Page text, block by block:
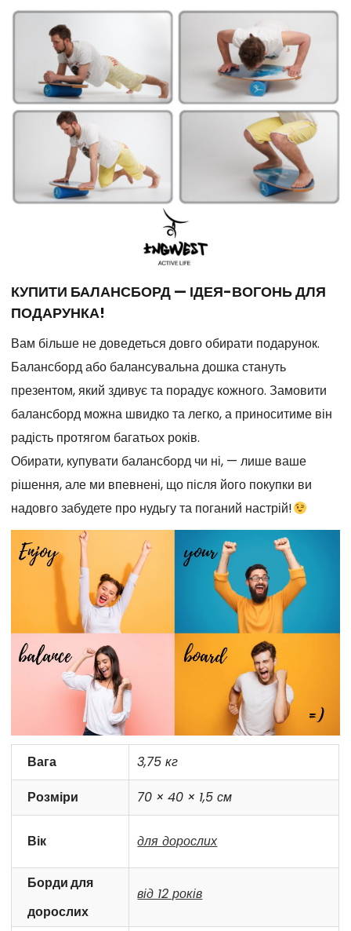
КУПИТИ БАЛАНСБОРД — ІДЕЯ-ВОГОНЬ ДЛЯ
ПОДАРУНКА!
Вам більше не доведеться довго обирати подарунок.
Балансборд або балансувальна дошка стануть
презентом, який здивує та порадує кожного. Замовити
балансборд можна швидко та легко, а приноситиме він
радість протягом багатьох років.
Обирати, купувати балансборд чи ні, — лише ваше
рішення, але ми впевнені, що після його покупки ви
надовго забудете про нудьгу та поганий настрій!
Вага
3,75 кг
Розміри
70 × 40 × 1,5 см
Вік для дорослих
Борди для
дорослих
від 12 років